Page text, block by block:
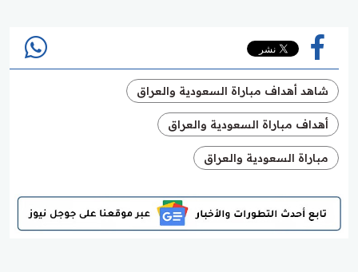
شاهد أهداف مباراة السعودية والعراق
أهداف مباراة السعودية والعراق
مباراة السعودية والعراق